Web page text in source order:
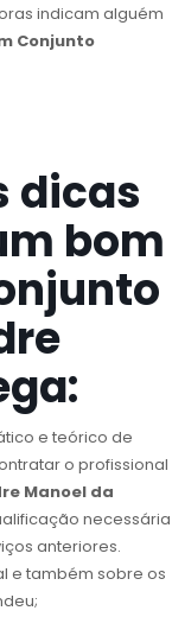
indicam alguém
Conjunto
dicas
bom
e teórico de
o profissional
Manoel da
necessária
anteriores.
e também sobre os